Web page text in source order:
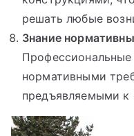
решать любые
Знание
нормативными
предъявляемыми к